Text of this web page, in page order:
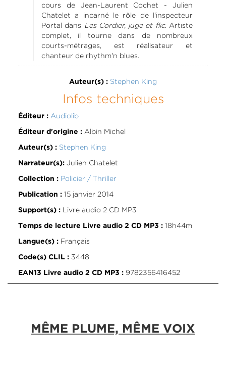
cours de Jean-Laurent Cochet - Julien
Chatelet a incarné le rôle de l'inspecteur
Portal dans Les Cordier, juge et flic. Artiste
complet, il tourne dans de nombreux
courts-métrages, est réalisateur et
chanteur de rhythm'n blues.
Auteur(s) : Stephen King
Infos techniques
Éditeur : Audiolib
Éditeur d'origine :Albin Michel
Auteur(s) : Stephen King
Narrateur(s):Julien Chatelet
Collection : Policier / Thriller
Publication :15 janvier 2014
Support(s) :Livre audio 2 CD MP3
Temps de lecture Livre audio 2 CD MP3 :18h44m
Langue(s) :Français
Code(s) CLIL :3448
EAN13 Livre audio 2 CD MP3 :9782356416452
MÊME PLUME, MÊME VOIX